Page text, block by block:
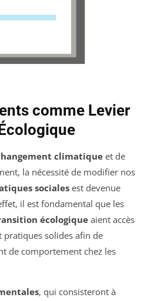
comme Levier
climatique et de
la nécessité de modifier nos
sociales est devenue
il est fondamental que les
écologiqueaient accès
pratiques solides afin de
de comportement chez les
, qui consisteront à